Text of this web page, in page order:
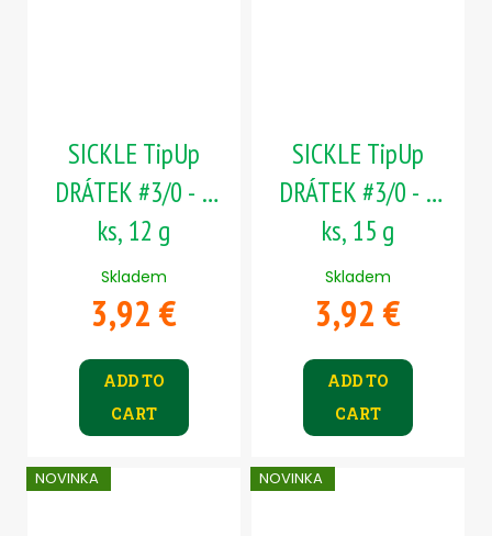
SICKLE TipUp
DRÁTEK #3/0 - 5
ks, 12 g
Skladem
3,92 €
ADD TO
CART
SICKLE TipUp
DRÁTEK #3/0 - 5
ks, 15 g
Skladem
3,92 €
ADD TO
CART
NOVINKA NOVINKA